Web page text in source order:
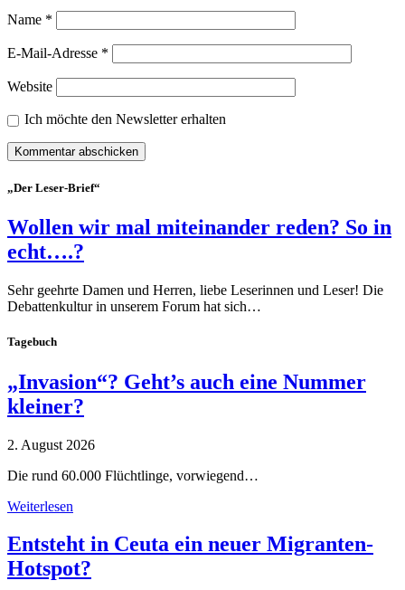
Name *
E-Mail-Adresse *
Website
Ich möchte den Newsletter erhalten
„Der Leser-Brief“
Wollen wir mal miteinander reden? So in
echt….?
Sehr geehrte Damen und Herren, liebe Leserinnen und Leser! Die
Debattenkultur in unserem Forum hat sich…
Tagebuch
„Invasion“? Geht’s auch eine Nummer
kleiner?
2. August 2026
Die rund 60.000 Flüchtlinge, vorwiegend…
Weiterlesen
Entsteht in Ceuta ein neuer Migranten-
Hotspot?